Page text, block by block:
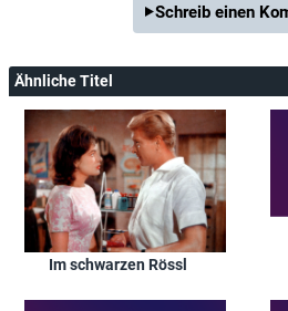
Schreib einen
Ähnliche Titel
Im schwarzen Rössl